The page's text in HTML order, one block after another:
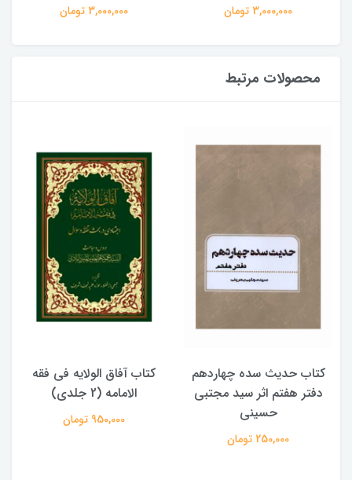
3,000,000 تومان 3,000,000 تومان
محصولات مرتبط
کتاب حدیث سده چهاردهم
دفتر هفتم اثر سید مجتبی
حسینی
250,000 تومان
کتاب آفاق الولایه فی فقه
الامامه (2 جلدی)
950,000 تومان